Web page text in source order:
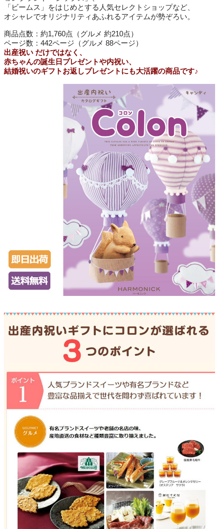
「ビームス」をはじめとする人気セレクトショップなど、
オシャレでオリジナリティあふれるアイテムが勢ぞろい。
商品点数：約1,760点（グルメ 約210点）
ページ数：442ページ（グルメ 88ページ）
出産祝い だけではなく、
赤ちゃんの誕生日プレゼントや内祝い、
結婚祝いのギフトお返しプレゼントにも大活躍の商品です♪